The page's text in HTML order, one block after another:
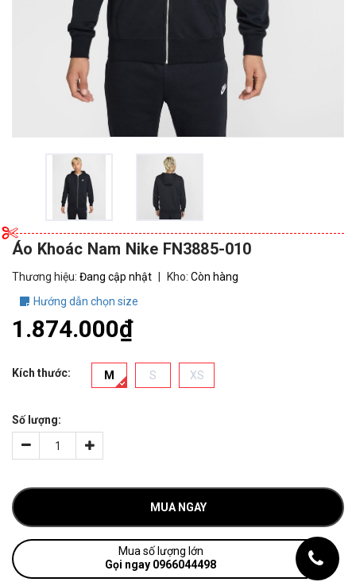
Áo Khoác Nam Nike FN3885-010
Thương hiệu: Đang cập nhật Kho: Còn hàng
Hướng dẫn chọn size
1.874.000₫
Kích thước: M S XS
Số lượng:
MUA NGAY
Mua số lượng lớn
Gọi ngay 0966044498